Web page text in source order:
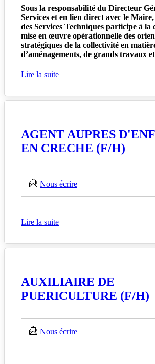
Sous la responsabilité du Directeur
Services et en lien direct avec le
des Services Techniques participe à la
mise en œuvre opérationnelle des
stratégiques de la collectivité en
d’aménagements, de grands travaux
Lire la suite
AGENT AUPRES
EN CRECHE (F/H)
Nous écrire
Lire la suite
AUXILIAIRE DE
PUERICULTURE (F/H)
Nous écrire